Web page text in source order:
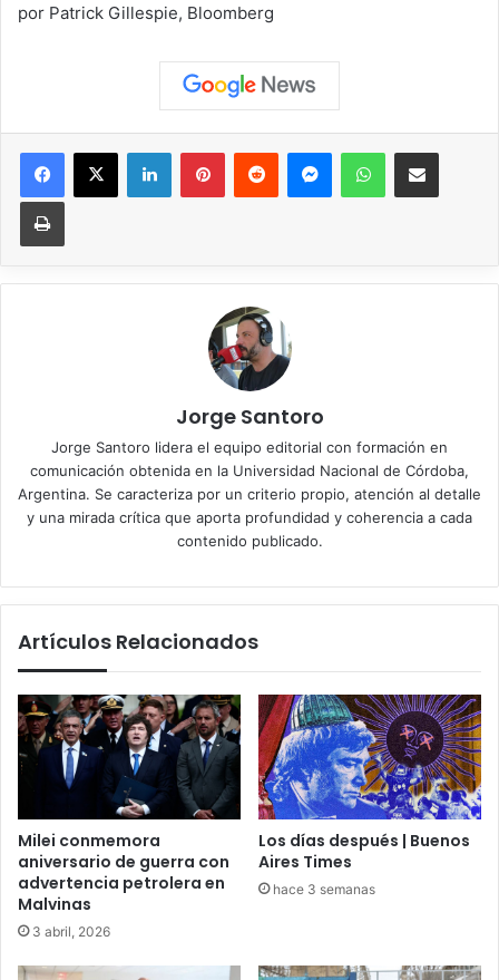
por Patrick Gillespie, Bloomberg
Facebook
X LinkedInPinterestReddit MessengerWhatsAppCompartir vía correo
Imprimir
Jorge Santoro
Jorge Santoro lidera el equipo editorial con formación en
comunicación obtenida en la Universidad Nacional de Córdoba,
Argentina. Se caracteriza por un criterio propio, atención al detalle
y una mirada crítica que aporta profundidad y coherencia a cada
contenido publicado.
Artículos Relacionados
Milei conmemora
aniversario de guerra con
advertencia petrolera en
Malvinas
3 abril, 2026
Los días después | Buenos
Aires Times
hace 3 semanas